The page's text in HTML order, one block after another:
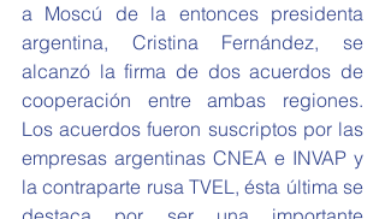
a Moscú de la entonces presidenta
argentina, Cristina Fernández, se
alcanzó la firma de dos acuerdos de
cooperación entre ambas regiones.
Los acuerdos fueron suscriptos por las
empresas argentinas CNEA e INVAP y
la contraparte rusa TVEL, ésta última se